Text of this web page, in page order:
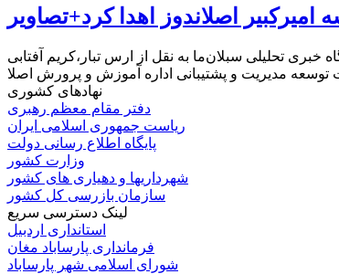
اصلاندوز اهدا کرد+تصاویر
تحلیلی سبلان‌ما به نقل از ارس تبار،کریم آفتابی
نهادهای کشوری
دفتر مقام معظم رهبری
ریاست جمهوری اسلامی ایران
پایگاه اطلاع رسانی دولت
وزارت کشور
شهرداریها و دهیاری های کشور
سازمان بازرسی کل کشور
لینک دسترسی سریع
استانداری اردبیل
فرمانداری پارساباد مغان
شورای اسلامی شهر پارساباد